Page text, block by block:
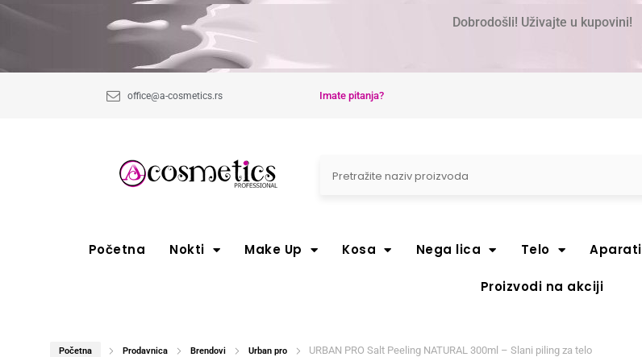
Dobrodošli! Uživajte u kupovini!
office@a-cosmetics.rs Imate pitanja?
Početna Nokti Make Up Kosa Nega lica Telo Aparati
Proizvodi na akciji
Početna Prodavnica Brendovi Urban pro URBAN PRO Salt Peeling NATURAL 300ml – Slani piling za telo